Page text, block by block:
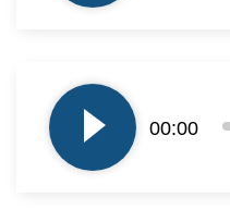
plików
dźwiękowych
00:00